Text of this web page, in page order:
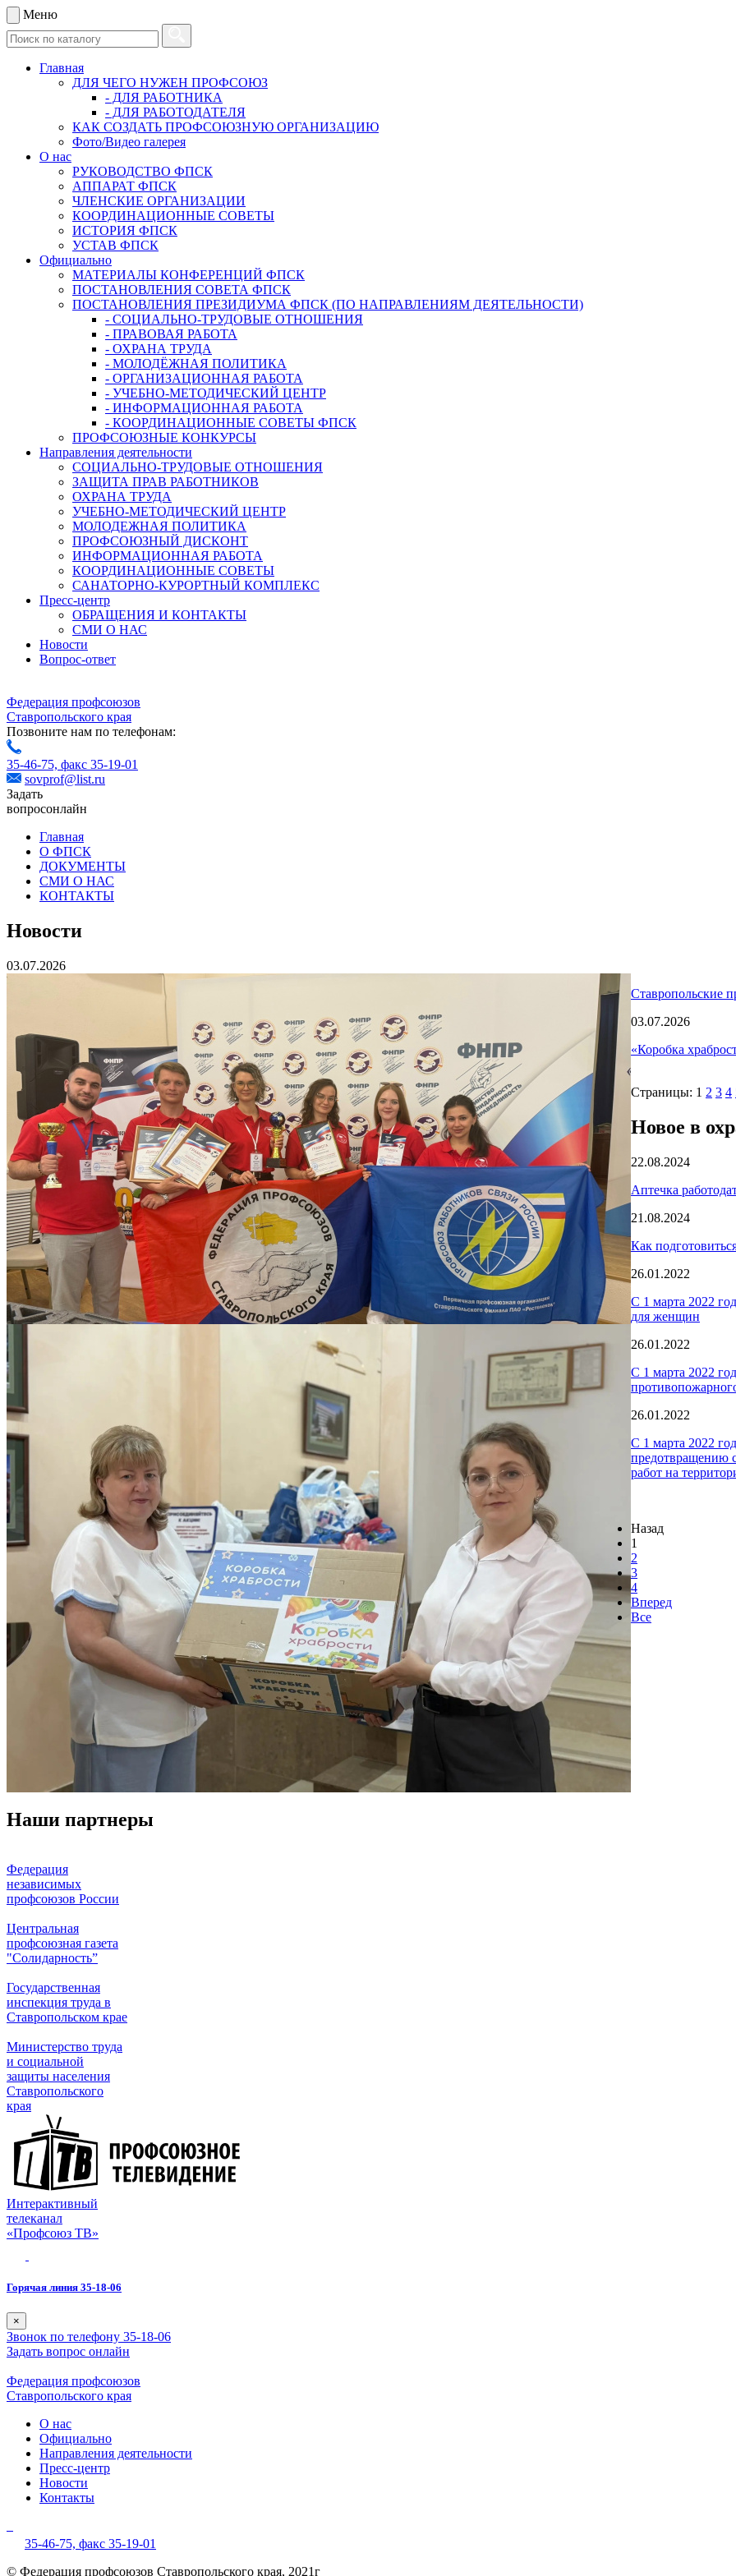
Меню
Главная
ДЛЯ ЧЕГО НУЖЕН ПРОФСОЮЗ
- ДЛЯ РАБОТНИКА
- ДЛЯ РАБОТОДАТЕЛЯ
КАК СОЗДАТЬ ПРОФСОЮЗНУЮ ОРГАНИЗАЦИЮ
Фото/Видео галерея
О нас
РУКОВОДСТВО ФПСК
АППАРАТ ФПСК
ЧЛЕНСКИЕ ОРГАНИЗАЦИИ
КООРДИНАЦИОННЫЕ СОВЕТЫ
ИСТОРИЯ ФПСК
УСТАВ ФПСК
Официально
МАТЕРИАЛЫ КОНФЕРЕНЦИЙ ФПСК
ПОСТАНОВЛЕНИЯ СОВЕТА ФПСК
ПОСТАНОВЛЕНИЯ ПРЕЗИДИУМА ФПСК (ПО НАПРАВЛЕНИЯМ ДЕЯТЕЛЬНОСТИ)
- СОЦИАЛЬНО-ТРУДОВЫЕ ОТНОШЕНИЯ
- ПРАВОВАЯ РАБОТА
- ОХРАНА ТРУДА
- МОЛОДЁЖНАЯ ПОЛИТИКА
- ОРГАНИЗАЦИОННАЯ РАБОТА
- УЧЕБНО-МЕТОДИЧЕСКИЙ ЦЕНТР
- ИНФОРМАЦИОННАЯ РАБОТА
- КООРДИНАЦИОННЫЕ СОВЕТЫ ФПСК
ПРОФСОЮЗНЫЕ КОНКУРСЫ
Направления деятельности
СОЦИАЛЬНО-ТРУДОВЫЕ ОТНОШЕНИЯ
ЗАЩИТА ПРАВ РАБОТНИКОВ
ОХРАНА ТРУДА
УЧЕБНО-МЕТОДИЧЕСКИЙ ЦЕНТР
МОЛОДЕЖНАЯ ПОЛИТИКА
ПРОФСОЮЗНЫЙ ДИСКОНТ
ИНФОРМАЦИОННАЯ РАБОТА
КООРДИНАЦИОННЫЕ СОВЕТЫ
САНАТОРНО-КУРОРТНЫЙ КОМПЛЕКС
Пресс-центр
ОБРАЩЕНИЯ И КОНТАКТЫ
СМИ О НАС
Новости
Вопрос-ответ
Федерация профсоюзов
Ставропольского края
Позвоните нам по телефонам:
35-46-75, факс 35-19-01
sovprof@list.ru
Задать
вопросонлайн
Главная
О ФПСК
ДОКУМЕНТЫ
СМИ О НАС
КОНТАКТЫ
Новости
03.07.2026
Ставропольские
03.07.2026
«Коробка
Страницы: 1 2 3 4
Новое в
22.08.2024
Аптечка
21.08.2024
Как
26.01.2022
С 1 марта 2022
для женщин
26.01.2022
С 1 марта 2022
26.01.2022
С 1 марта 2022
предотвращению
работ на
Назад
1
2
3
4
Вперед
Все
Наши партнеры
Федерация
независимых
профсоюзов России
Центральная
профсоюзная газета
"Солидарность”
Государственная
инспекция труда в
Ставропольском крае
Министерство труда
и социальной
защиты населения
Ставропольского
края
Интерактивный
телеканал
«Профсоюз ТВ»
Горячая линия 35-18-06
×
Звонок по телефону 35-18-06
Задать вопрос онлайн
Федерация профсоюзов
Ставропольского края
О нас
Официально
Направления деятельности
Пресс-центр
Новости
Контакты
35-46-75, факс 35-19-01
© Федерация профсоюзов Ставропольского края, 2021г